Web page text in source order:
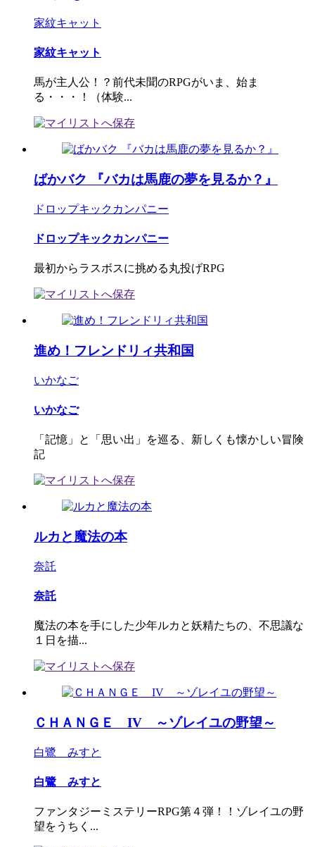
家紋キャット
家紋キャット
馬が主人公！？前代未聞のRPGがいま、始ま
る・・・！（体験...
ばかバク 『バカは馬鹿の夢を見るか？』
ドロップキックカンパニー
ドロップキックカンパニー
最初からラスボスに挑める丸投げRPG
進め！フレンドリィ共和国
いかなご
いかなご
「記憶」と「思い出」を巡る、新しくも懐かしい冒険
記
ルカと魔法の本
奈託
奈託
魔法の本を手にした少年ルカと妖精たちの、不思議な
１日を描...
ＣＨＡＮＧＥ IV ～ゾレイユの野望～
白鷺 みすと
白鷺 みすと
ファンタジーミステリーRPG第４弾！！ゾレイユの野
望をうちく...